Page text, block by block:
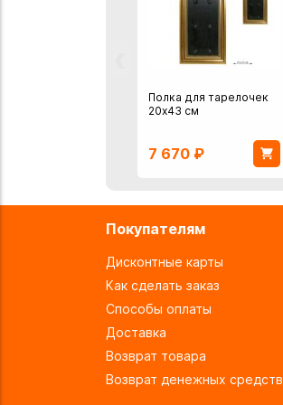
Полка для тарелочек
20х43 см
7 670 ₽
Покупателям
Дисконтные карты
Как сделать заказ
Способы оплаты
Доставка
Возврат товара
Возврат денежных средств